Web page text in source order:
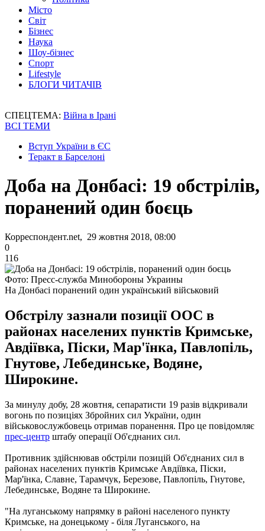
Місто
Світ
Бізнес
Наука
Шоу-бізнес
Спорт
Lifestyle
БЛОГИ ЧИТАЧІВ
СПЕЦТЕМА: Війна в Ірані
ВСІ ТЕМИ
Вступ України в ЄС
Теракт в Барселоні
Доба на Донбасі: 19 обстрілів,
поранений один боєць
Корреспондент.net, 29 жовтня 2018, 08:00
0
116
Фото: Пресс-служба Минобороны Украины
На Донбасі поранений один український військовий
Обстрілу зазнали позиції ООС в
районах населених пунктів Кримське,
Авдіївка, Піски, Мар'їнка, Павлопіль,
Гнутове, Лебединське, Водяне,
Широкине.
За минулу добу, 28 жовтня, сепаратисти 19 разів відкривали
вогонь по позиціях Збройних сил України, один
військовослужбовець отримав поранення. Про це повідомляє
прес-центр штабу операції Об'єднаних сил.
Противник здійснював обстріли позицій Об'єднаних сил в
районах населених пунктів Кримське Авдіївка, Піски,
Мар'їнка, Славне, Тарамчук, Березове, Павлопіль, Гнутове,
Лебединське, Водяне та Широкине.
"На луганському напрямку в районі населеного пункту
Кримське, на донецькому - біля Луганського, на